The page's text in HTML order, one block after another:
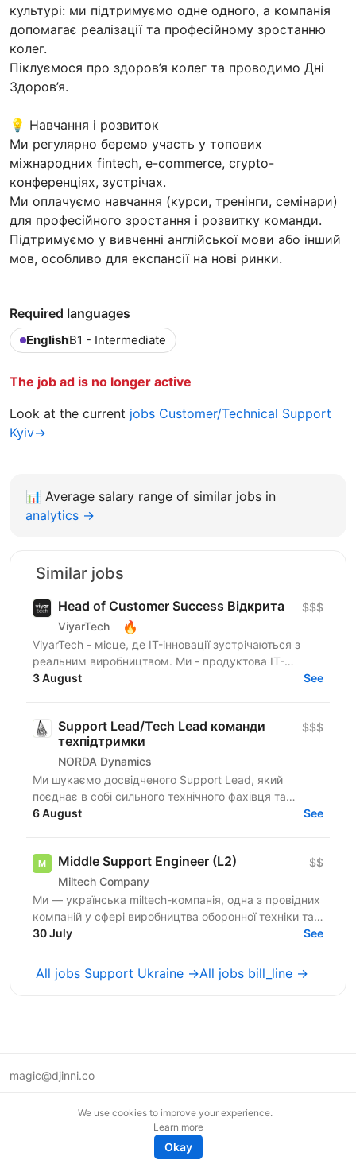
культурі: ми підтримуємо одне одного, а компанія
допомагає реалізації та професійному зростанню
колег.
Піклуємося про здоров’я колег та проводимо Дні
Здоров’я.
💡 Навчання і розвиток
Ми регулярно беремо участь у топових
міжнародних fintech, e-commerce, crypto-
конференціях, зустрічах.
Ми оплачуємо навчання (курси, тренінги, семінари)
для професійного зростання і розвитку команди.
Підтримуємо у вивченні англійської мови або інший
мов, особливо для експансії на нові ринки.
Required languages
EnglishB1 - Intermediate
The job ad is no longer active
Look at the current jobs Customer/Technical Support
Kyiv→
📊 Average salary range of similar jobs in
analytics →
Similar jobs
Head of Customer Success Відкрита
ViyarTech 🔥
$$$
ViyarTech - місце, де IT-інновації зустрічаються з
реальним виробництвом. Ми - продуктова IT-
компанія в екосистемі Viyar, лідера українського
3 August See
Support Lead/Tech Lead команди
техпідтримки
NORDA Dynamics
$$$
Ми шукаємо досвідченого Support Lead, який
поєднає в собі сильного технічного фахівця та
лідера команди. Ця роль — не просто управління:
6 August See
Middle Support Engineer (L2)
Miltech Company
$$
Ми — українська miltech-компанія, одна з провідних
компаній у сфері виробництва оборонної техніки та
електроніки. У зв’язку з розвитком IT-напрямку...
30 July See
All jobs Support Ukraine →All jobs bill_line →
magic@djinni.co
We use cookies to improve your experience.
Learn more
Okay